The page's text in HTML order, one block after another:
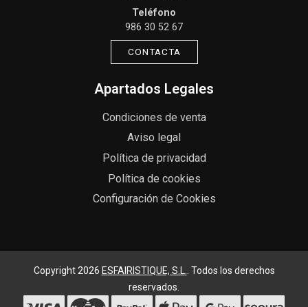
Teléfono
986 30 52 67
CONTACTA
Apartados Legales
Condiciones de venta
Aviso legal
Política de privacidad
Política de cookies
Configuración de Cookies
Copyright 2026 ESFAIRISTIQUE, S.L.. Todos los derechos
reservados.